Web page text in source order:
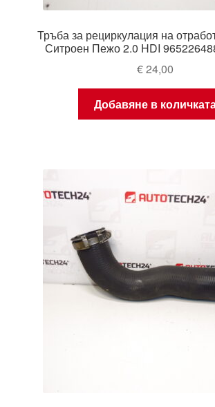
Тръба за рециркулация на
Ситроен Пежо 2.0 HDI
€24,00
Добавяне в